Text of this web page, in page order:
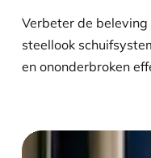
Verbeter de
steellook
en ononderbroken